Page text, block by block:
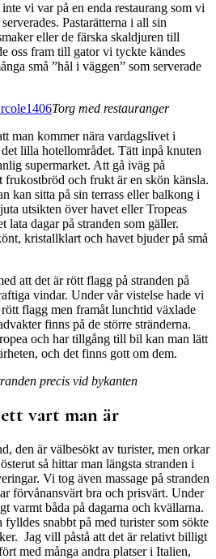
vi var på en enda restaurang som vi
Pastarätterna i all sin
eller de färska skaldjuren till
oss fram till gator vi tyckte kändes
små ”hål i väggen” som serverade
Torg med restauranger
man kommer nära vardagslivet i
lilla hotellområdet. Tätt inpå knuten
supermarket. Att gå iväg på
frukostbröd och frukt är en skön känsla.
kan sitta på sin terrass eller balkong i
utsikten över havet eller Tropeas
lata dagar på stranden som gäller.
kristallklart och havet bjuder på små
att det är rött flagg på stranden på
vindar. Under vår vistelse hade vi
flagg men framåt lunchtid växlade
finns på de större stränderna.
och har tillgång till bil kan man lätt
och det finns gott om dem.
precis vid bykanten
vart man är
den är välbesökt av turister, men orkar
så hittar man längsta stranden i
Vi tog även massage på stranden
förvånansvärt bra och prisvärt. Under
varmt båda på dagarna och kvällarna.
fylldes snabbt på med turister som sökte
Jag vill påstå att det är relativt billigt
med många andra platser i Italien,